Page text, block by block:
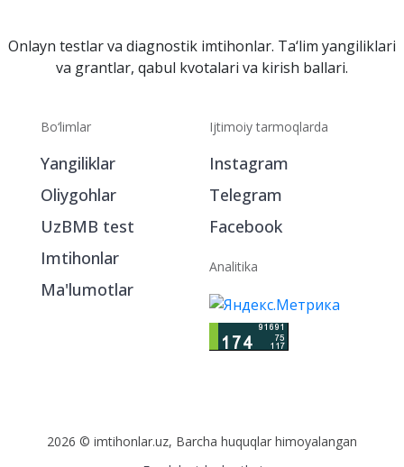
Onlayn testlar va diagnostik imtihonlar. Ta‘lim yangiliklari
va grantlar, qabul kvotalari va kirish ballari.
Bo‘limlar
Yangiliklar
Oliygohlar
UzBMB test
Imtihonlar
Ma'lumotlar
Ijtimoiy tarmoqlarda
Instagram
Telegram
Facebook
Analitika
2026 © imtihonlar.uz, Barcha huquqlar himoyalangan